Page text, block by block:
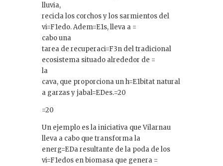
lluvia,
recicla los corchos y los sarmientos del
vi=F1edo. Adem=E1s, lleva a =
cabo una
tarea de recuperaci=F3n del tradicional
ecosistema situado alrededor de =
la
cava, que proporciona un h=E1bitat natural
a garzas y jabal=EDes.=20
=20
Un ejemplo es la iniciativa que Vilarnau
lleva a cabo que transforma la
energ=EDa resultante de la poda de los
vi=F1edos en biomasa que genera =